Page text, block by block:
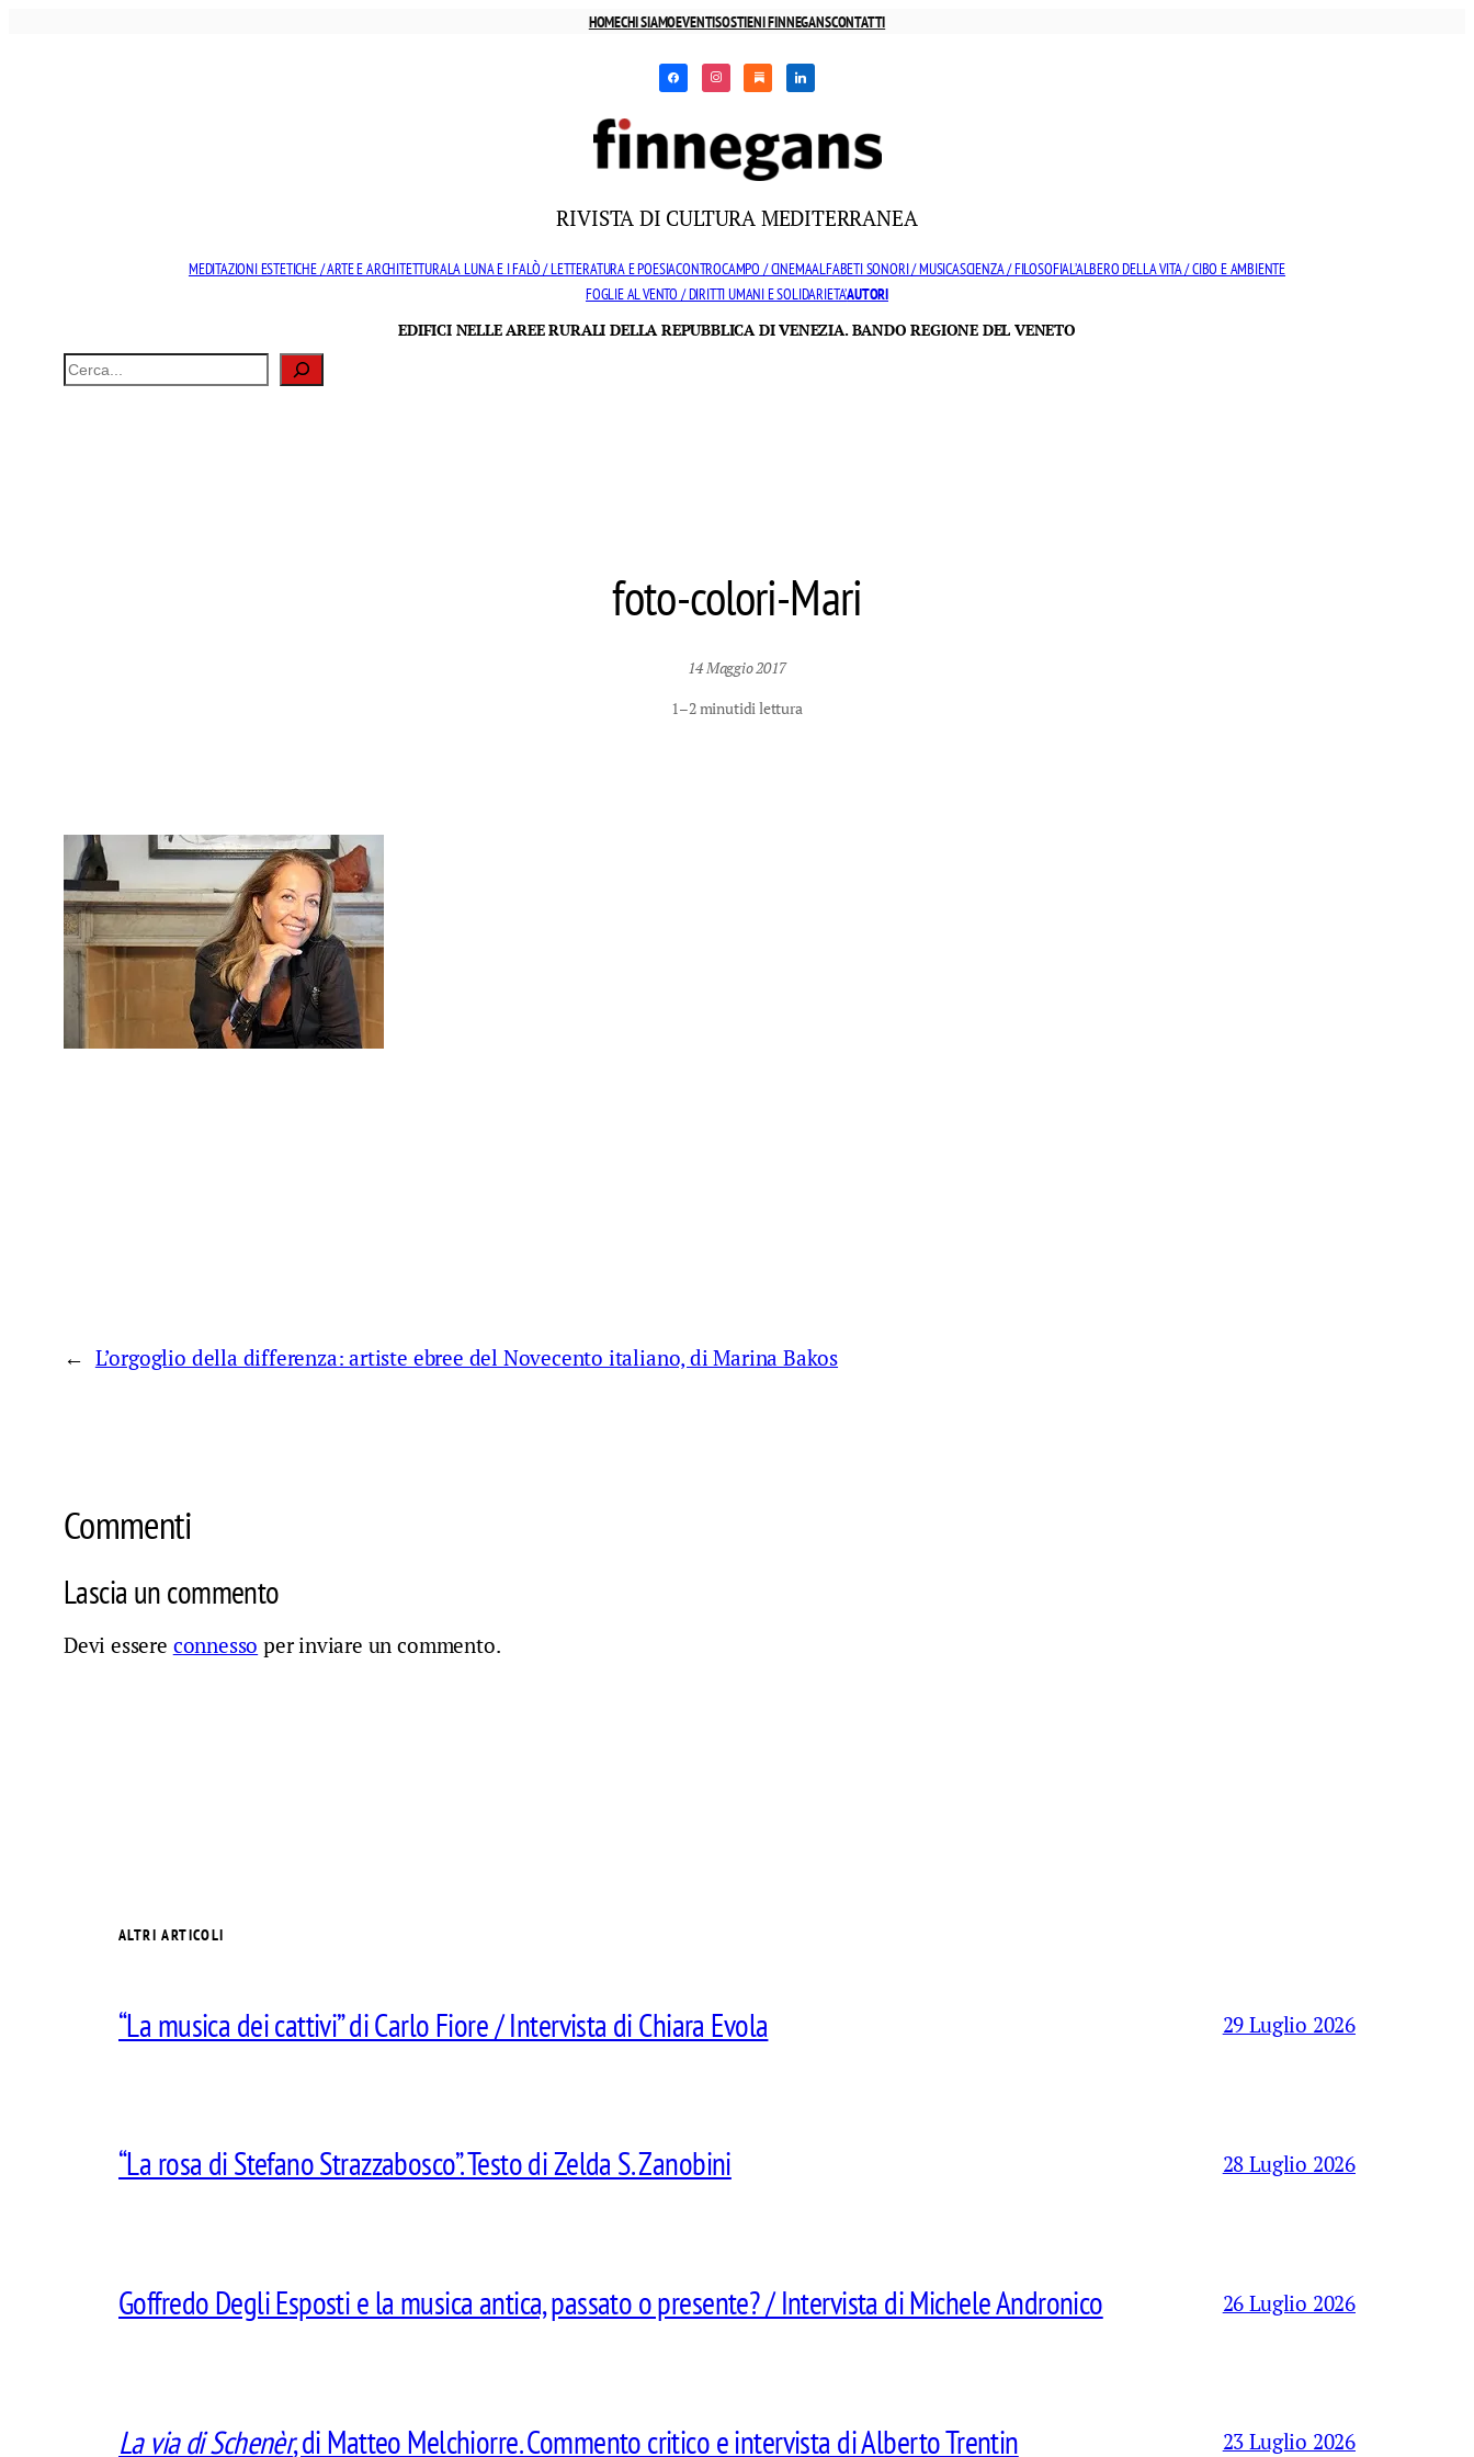
HOMECHI SIAMOEVENTISOSTIENI FINNEGANSCONTATTI
facebookinstagram
substacklinkedin
RIVISTA DI CULTURA MEDITERRANEA
MEDITAZIONI ESTETICHE / ARTE E ARCHITETTURALA LUNA E I FALÒ / LETTERATURA E POESIACONTROCAMPO / CINEMAALFABETI SONORI / MUSICASCIENZA / FILOSOFIAL’ALBERO DELLA VITA / CIBO E AMBIENTE
FOGLIE AL VENTO / DIRITTI UMANI E SOLIDARIETA’AUTORI
EDIFICI NELLE AREE RURALI DELLA REPUBBLICA DI VENEZIA. BANDO REGIONE DEL VENETO
Cerca
foto-colori-Mari
14 Maggio 2017
1–2 minutidi lettura
← L’orgoglio della differenza: artiste ebree del Novecento italiano, di Marina Bakos
Commenti
Lascia un commento
Devi essere connesso per inviare un commento.
ALTRI ARTICOLI
“La musica dei cattivi” di Carlo Fiore / Intervista di Chiara Evola 29 Luglio 2026
“La rosa di Stefano Strazzabosco”. Testo di Zelda S. Zanobini 28 Luglio 2026
Goffredo Degli Esposti e la musica antica, passato o presente? / Intervista di Michele Andronico 26 Luglio 2026
La via di Schenèr, di Matteo Melchiorre. Commento critico e intervista di Alberto Trentin 23 Luglio 2026